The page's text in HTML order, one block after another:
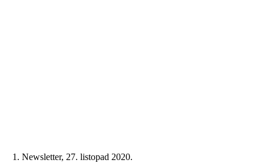
Newsletter, 27. listopad 2020.